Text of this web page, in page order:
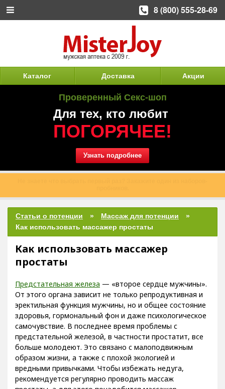
Каталог Доставка Акции
Проверенный Секс-шоп
Для тех, кто любит
ПОГОРЯЧЕЕ!
Узнать подробнее
Статьи о потенции
Массаж для потенции
Как использовать массажер простаты
Как использовать массажер
простаты
Предстательная железа — «второе сердце мужчины».
От этого органа зависит не только репродуктивная и
эректильная функция мужчины, но и общее состояние
здоровья, гормональный фон и даже психологическое
самочувствие. В последнее время проблемы с
предстательной железой, в частности простатит, все
больше молодеют. Это связано с малоподвижным
образом жизни, а также с плохой экологией и
вредными привычками. Чтобы избежать недуга,
рекомендуется регулярно проводить массаж
8 (800) 555-28-69